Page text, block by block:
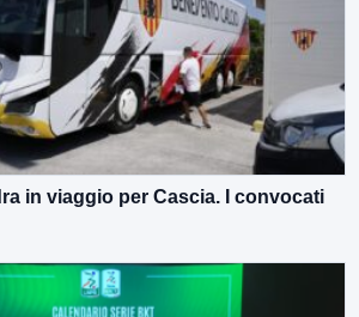
in viaggio per Cascia. I convocati